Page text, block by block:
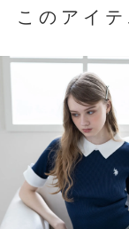
このアイ